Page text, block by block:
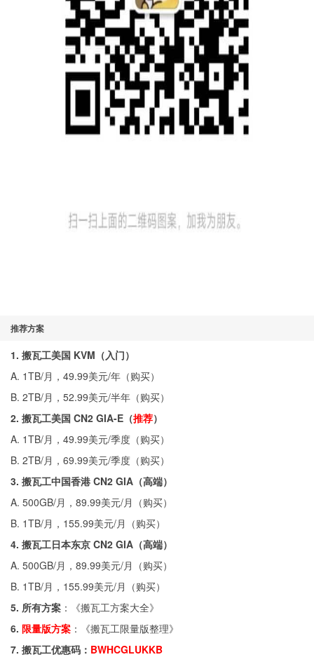
推荐方案
1. 搬瓦工美国 KVM（入门）
A. 1TB/月，49.99美元/年（购买）
B. 2TB/月，52.99美元/半年（购买）
2. 搬瓦工美国 CN2 GIA-E（推荐）
A. 1TB/月，49.99美元/季度（购买）
B. 2TB/月，69.99美元/季度（购买）
3. 搬瓦工中国香港 CN2 GIA（高端）
A. 500GB/月，89.99美元/月（购买）
B. 1TB/月，155.99美元/月（购买）
4. 搬瓦工日本东京 CN2 GIA（高端）
A. 500GB/月，89.99美元/月（购买）
B. 1TB/月，155.99美元/月（购买）
5. 所有方案 ：《搬瓦工方案大全》
6. 限量版方案 ：《搬瓦工限量版整理》
7. 搬瓦工优惠码： BWHCGLUKKB